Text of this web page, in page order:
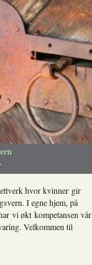
hvor kvinner gir
I egne hjem, på
vi økt kompetansen vår
Velkommen til